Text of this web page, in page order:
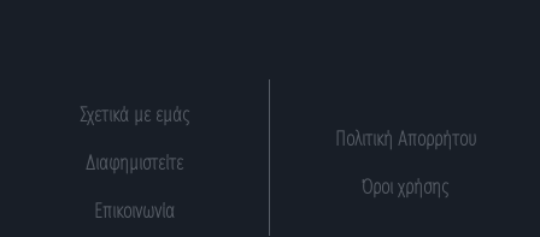
Σχετικά με εμάς
Διαφημιστείτε
Επικοινωνία
Πολιτική Απορρήτου
Όροι χρήσης